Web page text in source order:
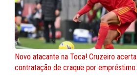
Novo atacante na Toca! Cruzeiro acerta
contratação de craque por empréstimo.